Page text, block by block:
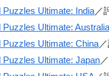
Ultimate: India／
Ultimate: Australia
Ultimate: China
Ultimate: Japan